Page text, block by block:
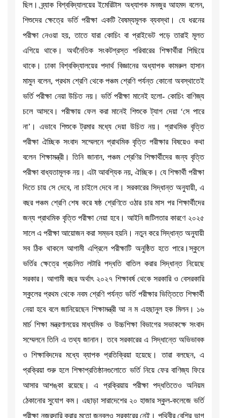
ছিল। ব্র্যাক বিশ্ববিদ্যালয়ের ইমেরিটাস অধ্যাপক মনজুর আহমদ বলেন,
শিশুদের ক্ষেত্রে ভর্তি পরীক্ষা একটি বৈষম্যমূলক ব্যবস্থা। যে ধরনের
পরীক্ষা নেওয়া হয়, তাতে যারা কোচিং বা প্রাইভেট পড়ে তারাই মূলত
এগিয়ে থাকে। অর্থনৈতিক সংকটগ্রস্ত পরিবারের শিক্ষার্থীরা পিছিয়ে
থাকে। ঢাকা বিশ্ববিদ্যালয়ের পদার্থ বিজ্ঞানের অধ্যাপক কামরুল হাসান
মামুন বলেন, প্রথম শ্রেণি থেকে পঞ্চম শ্রেণি পর্যন্ত কোনো অবস্থাতেই
ভর্তি পরীক্ষা নেয়া উচিত নয়। ভর্তি পরীক্ষা মানেই হলো- কোচিং বাণিজ্য
চলে আসবে। পরীক্ষায় ফেল করা মানেই শিশুকে ট্যাগ দেয়া ‘সে পারে
না’। এভাবে শিশুকে ট্রমার মধ্যে দেয়া উচিত নয়। প্রাথমিক বৃত্তি
পরীক্ষা ঐচ্ছিক সংবাদ সম্মেলনে প্রাথমিক বৃত্তি পরীক্ষার বিষয়েও কথা
বলেন শিক্ষামন্ত্রী। তিনি জানান, পঞ্চম শ্রেণির শিক্ষার্থীদের জন্য বৃত্তি
পরীক্ষা বাধ্যতামূলক নয়। এটা আবশ্যিক নয়, ঐচ্ছিক। যে শিক্ষার্থী পরীক্ষা
দিতে চায় সে দেবে, না চাইলে দেবে না। সরকারের সিদ্ধান্ত অনুযায়ী, এ
বছর পঞ্চম শ্রেণি শেষ করে ষষ্ঠ শ্রেণিতে ওঠার চার মাস পর শিক্ষার্থীদের
জন্য প্রাথমিক বৃত্তি পরীক্ষা নেয়া হবে। আইনি জটিলতার কারণে ২০২৫
সালে এ পরীক্ষা আয়োজন করা সম্ভব হয়নি। নতুন করে সিদ্ধান্ত অনুযায়ী
সব ঠিক থাকলে আগামী এপ্রিলে পরীক্ষাটি অনুষ্ঠিত হতে পারে।স্কুলে
ভর্তির ক্ষেত্রে প্রচলিত লটারি পদ্ধতি বাতিল করার সিদ্ধান্ত নিয়েছে
সরকার। আগামী বছর অর্থাৎ ২০২৭ শিক্ষাবর্ষ থেকে সরকারি ও বেসরকারি
স্কুলের প্রথম থেকে নবম শ্রেণি পর্যন্ত ভর্তি পরীক্ষার ভিত্তিতে শিক্ষার্থী
নেয়া হবে বলে জানিয়েছেন শিক্ষামন্ত্রী আ ন ম এহছানুল হক মিলন। ১৬
মার্চ শিক্ষা মন্ত্রণালয়ের মাধ্যমিক ও উচ্চশিক্ষা বিভাগের সভাকক্ষে সংবাদ
সম্মেলনে তিনি এ তথ্য জানান। তবে সরকারের এ সিদ্ধান্তে অভিভাবক
ও শিক্ষাবিদদের মধ্যে ব্যাপক প্রতিক্রিয়া হয়েছে। তারা বলছেন, এ
প্রক্রিয়া শুরু হলে শিক্ষাপ্রতিষ্ঠানগুলোতে ভর্তি নিয়ে ফের বাণিজ্য ফিরে
আসার আশঙ্কা রয়েছে। এ প্রক্রিয়ায় পরীক্ষা পদ্ধতিতেও অনিয়ম
ঠেকানোর সুযোগ কম। এছাড়া সারাদেশের ২০ হাজার স্কুল-কলেজে ভর্তি
পরীক্ষা নজরদারি করার মতো জনবলও সরকারের নেই। পৃথিবীর বেশির ভাগ